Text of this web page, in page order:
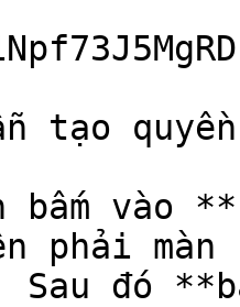
tạo
bấm vào
phải
đó